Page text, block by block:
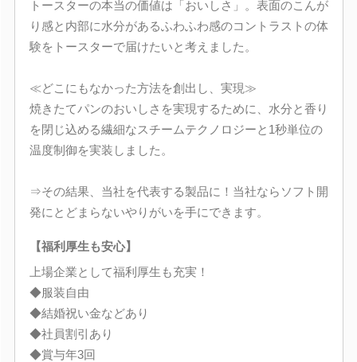
トースターの本当の価値は「おいしさ」。表面のこんが
り感と内部に水分があるふわふわ感のコントラストの体
験をトースターで届けたいと考えました。
≪どこにもなかった方法を創出し、実現≫
焼きたてパンのおいしさを実現するために、水分と香り
を閉じ込める繊細なスチームテクノロジーと1秒単位の
温度制御を実装しました。
⇒その結果、当社を代表する製品に！当社ならソフト開
発にとどまらないやりがいを手にできます。
【福利厚生も安心】
上場企業として福利厚生も充実！
◆服装自由
◆結婚祝い金などあり
◆社員割引あり
◆賞与年3回